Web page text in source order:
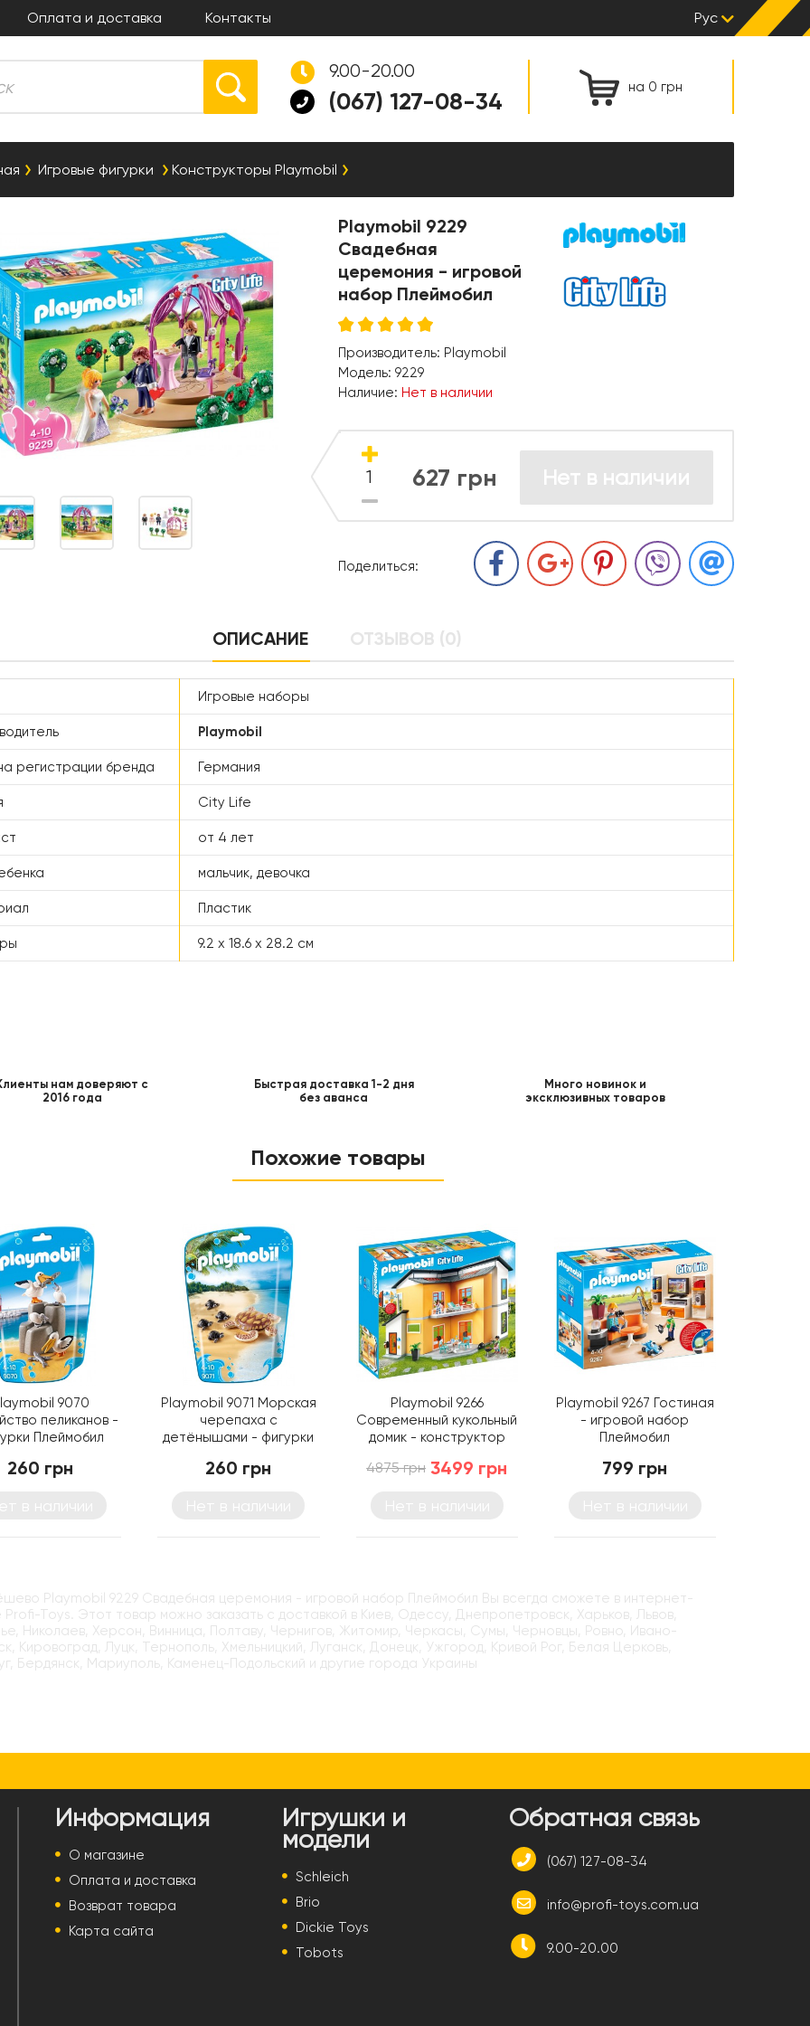
Оплата и доставка Контакты Рус
на 0 грн
9.00-20.00
(067) 127-08-34
Игровые фигурки Конструкторы Playmobil
Playmobil 9229
Свадебная
церемония - игровой
набор Плеймобил
Производитель: Playmobil
Модель: 9229
Наличие: Нет в наличии
627 грн Нет в наличии
Поделиться:
ОПИСАНИЕ ОТЗЫВОВ (0)
Игровые наборы
Playmobil
регистрации бренда Германия
City Life
от 4 лет
мальчик, девочка
Пластик
9.2 х 18.6 х 28.2 см
нам доверяют с
2016 года
Быстрая доставка 1-2 дня
без аванса
Много новинок и
эксклюзивных товаров
Похожие товары
9070
пеликанов -
Плеймобил
260 грн
Playmobil 9071 Морская
черепаха с
детёнышами - фигурки
260 грн
Playmobil 9266
Современный кукольный
домик - конструктор
4875 грн 3499 грн
Playmobil 9267 Гостиная
- игровой набор
Плеймобил
799 грн
Playmobil 9229 Свадебная церемония - игровой набор Плеймобил Вы всегда сможете в интернет-
Profi-Toys. Этот товар можно заказать с доставкой в Киев, Одессу, Днепропетровск, Харьков, Львов,
Николаев, Херсон, Винница, Полтаву, Чернигов, Житомир, Черкасы, Сумы, Черновцы, Ровно, Ивано-
Кировоград, Луцк, Тернополь, Хмельницкий, Луганск, Донецк, Ужгород, Кривой Рог, Белая Церковь,
Бердянск, Мариуполь, Каменец-Подольский и другие города Украины
Информация
О магазине
Оплата и доставка
Возврат товара
Карта сайта
Игрушки и
модели
Schleich
Brio
Dickie Toys
Tobots
Обратная связь
(067) 127-08-34
info@profi-toys.com.ua
9.00-20.00